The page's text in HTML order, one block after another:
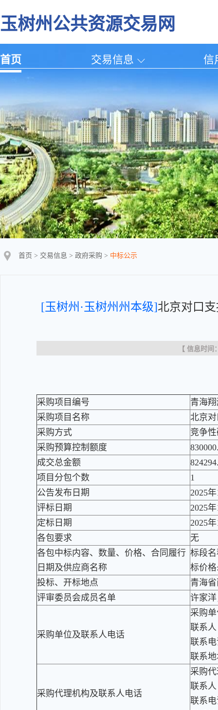
玉树州公共资源交易网
首页 交易信息 信
首页 > 交易信息 > 政府采购 > 中标公示
[玉树州·玉树州州本级]北京对口
【 信息时间
采购项目编号
青海
采购项目名称
北京
采购方式
竞争
采购预算控制额度
成交总金额
项目分包个数
1
公告发布日期
2025
评标日期
2025
定标日期
2025
各包要求
无
各包中标内容、数量、价格、合同履行
日期及供应商名称
标段
标价格
投标、开标地点
青海
评审委员会成员名单
许家
采购单位及联系人电话
采购
联系
联系电
联系
采购代理机构及联系人电话
采购
联系
联系电